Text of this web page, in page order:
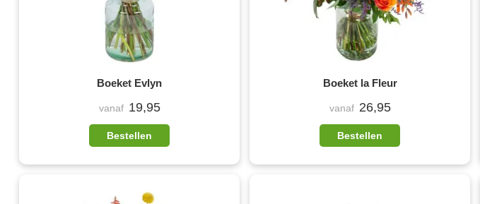
Boeket Evlyn
vanaf 19,95
Bestellen
Boeket la Fleur
vanaf 26,95
Bestellen